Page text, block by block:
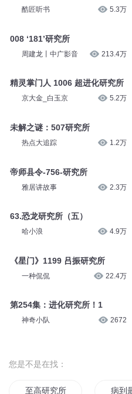
酷匠听书 5.3万
008 ‘181’研究所
周建龙丨中广影音 213.4万
精灵掌门人 1006 超进化研究所
京大金_白玉京 5.2万
未解之谜：507研究所
热点大追踪 1.2万
帝师县令-756-研究所
雅居讲故事 2.3万
63.恐龙研究所（五）
哈小浪 4.9万
《星门》1199 吕振研究所
一种侃侃 22.4万
第254集：进化研究所！1
神奇小队 2672
您是不是在找：
至高研究所 病到